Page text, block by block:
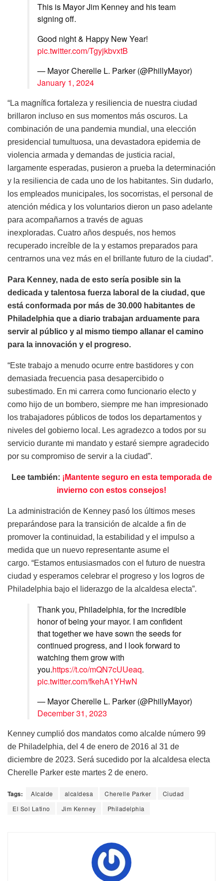
This is Mayor Jim Kenney and his team
signing off.
Good night & Happy New Year!
pic.twitter.com/TgyjkbvxtB
— Mayor Cherelle L. Parker (@PhillyMayor)
January 1, 2024
“La magnífica fortaleza y resiliencia de nuestra ciudad
brillaron incluso en sus momentos más oscuros. La
combinación de una pandemia mundial, una elección
presidencial tumultuosa, una devastadora epidemia de
violencia armada y demandas de justicia racial,
largamente esperadas, pusieron a prueba la determinación
y la resiliencia de cada uno de los habitantes. Sin dudarlo,
los empleados municipales, los socorristas, el personal de
atención médica y los voluntarios dieron un paso adelante
para acompañarnos a través de aguas
inexploradas. Cuatro años después, nos hemos
recuperado increíble de la y estamos preparados para
centrarnos una vez más en el brillante futuro de la ciudad”.
Para Kenney, nada de esto sería posible sin la
dedicada y talentosa fuerza laboral de la ciudad, que
está conformada por más de 30.000 habitantes de
Philadelphia que a diario trabajan arduamente para
servir al público y al mismo tiempo allanar el camino
para la innovación y el progreso.
“Este trabajo a menudo ocurre entre bastidores y con
demasiada frecuencia pasa desapercibido o
subestimado. En mi carrera como funcionario electo y
como hijo de un bombero, siempre me han impresionado
los trabajadores públicos de todos los departamentos y
niveles del gobierno local. Les agradezco a todos por su
servicio durante mi mandato y estaré siempre agradecido
por su compromiso de servir a la ciudad”.
Lee también: ¡Mantente seguro en esta temporada de
invierno con estos consejos!
La administración de Kenney pasó los últimos meses
preparándose para la transición de alcalde a fin de
promover la continuidad, la estabilidad y el impulso a
medida que un nuevo representante asume el
cargo. “Estamos entusiasmados con el futuro de nuestra
ciudad y esperamos celebrar el progreso y los logros de
Philadelphia bajo el liderazgo de la alcaldesa electa”.
Thank you, Philadelphia, for the incredible
honor of being your mayor. I am confident
that together we have sown the seeds for
continued progress, and I look forward to
watching them grow with
you.https://t.co/mQN7cUUeaq.
pic.twitter.com/fkehA1YHwN
— Mayor Cherelle L. Parker (@PhillyMayor)
December 31, 2023
Kenney cumplió dos mandatos como alcalde número 99
de Philadelphia, del 4 de enero de 2016 al 31 de
diciembre de 2023. Será sucedido por la alcaldesa electa
Cherelle Parker este martes 2 de enero.
Tags: Alcalde alcaldesa Cherelle Parker
Ciudad
El Sol Latino
Jim Kenney Philadelphia